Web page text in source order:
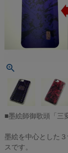
■墨絵師御歌頭「三
墨絵を中心とした
スです。